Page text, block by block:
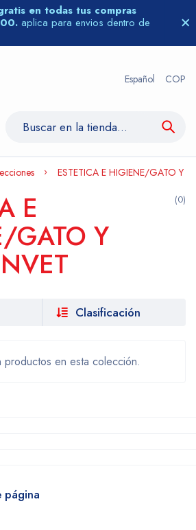
en todas tus compras
aplica para envios dentro de
Español COP
ESTETICA E HIGIENE/GATO Y
E
GATO Y
(0)
Clasificación
en esta colección.
página